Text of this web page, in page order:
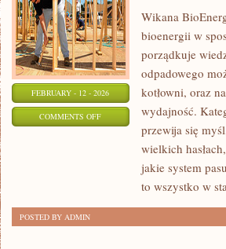
FEBRUARY - 12 - 2026
COMMENTS OFFON
SŁONECZNA
Wikana
bioenergii w
porządkuje
odpadowego
kotłowni, oraz
wydajność.
przewija się
wielkich
jakie system
to wszystko w
POSTED BY ADMIN